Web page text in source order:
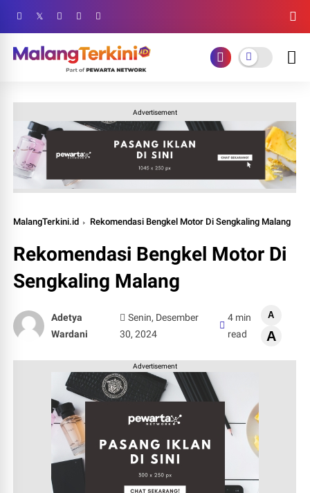
Advertisement
MalangTerkini.id Rekomendasi Bengkel Motor Di Sengkaling Malang
Rekomendasi Bengkel Motor Di
Sengkaling Malang
Adetya
Wardani
Senin, Desember
30, 2024
4 min
read
A
A
Advertisement